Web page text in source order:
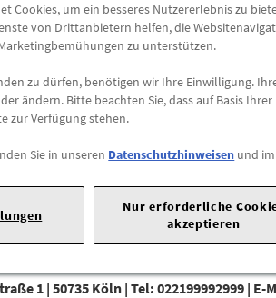
1 | 50735 Köln | Tel: 022199992999 | E-
Cookies, um ein besseres Nutzererlebnis zu
von Drittanbietern helfen, die
zu unterstützen.
zu dürfen, benötigen wir Ihre Einwilligung.
ändern. Bitte beachten Sie, dass auf Basis
zur Verfügung stehen.
Sie in unseren Datenschutzhinweisen und im
Nur erforderliche
akzeptieren